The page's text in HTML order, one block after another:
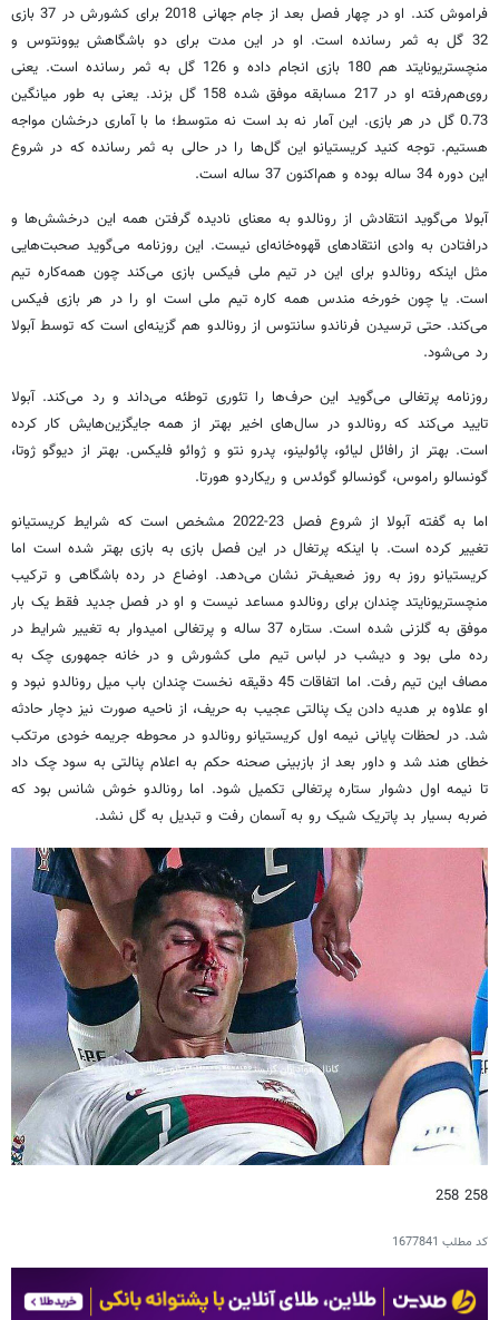
فراموش کند. او در چهار فصل بعد از جام جهانی 2018 برای کشورش در 37 بازی
32 گل به ثمر رسانده است. او در این مدت برای دو باشگاهش یوونتوس و
منچستریونایتد هم 180 بازی انجام داده و 126 گل به ثمر رسانده است. یعنی
روی‌هم‌رفته او در 217 مسابقه موفق شده 158 گل بزند. یعنی به طور میانگین
0.73 گل در هر بازی. این آمار نه بد است نه متوسط؛ ما با آماری درخشان مواجه
هستیم. توجه کنید کریستیانو این گل‌ها را در حالی به ثمر رسانده که در شروع
این دوره 34 ساله بوده و هم‌اکنون 37 ساله است.
آبولا می‌گوید انتقادش از رونالدو به معنای نادیده گرفتن همه این درخشش‌ها و
درافتادن به وادی انتقادهای قهوه‌خانه‌ای نیست. این روزنامه می‌گوید صحبت‌هایی
مثل اینکه رونالدو برای این در تیم ملی فیکس بازی می‌کند چون همه‌کاره تیم
است. یا چون خورخه مندس همه کاره تیم ملی است او را در هر بازی فیکس
می‌کند. حتی ترسیدن فرناندو سانتوس از رونالدو هم گزینه‌ای است که توسط آبولا
رد می‌شود.
روزنامه پرتغالی می‌گوید این حرف‌ها را تئوری توطئه می‌داند و رد می‌کند. آبولا
تایید می‌کند که رونالدو در سال‌های اخیر بهتر از همه جایگزین‌هایش کار کرده
است. بهتر از رافائل لیائو، پائولینو، پدرو نتو و ژوائو فلیکس. بهتر از دیوگو ژوتا،
گونسالو راموس، گونسالو گوئدس و ریکاردو هورتا.
اما به گفته آبولا از شروع فصل 23-2022 مشخص است که شرایط کریستیانو
تغییر کرده است. با اینکه پرتغال در این فصل بازی به بازی بهتر شده است اما
کریستیانو روز به روز ضعیف‌تر نشان می‌دهد. اوضاع در رده باشگاهی و ترکیب
منچستریونایتد چندان برای رونالدو مساعد نیست و او در فصل جدید فقط یک بار
موفق به گلزنی شده است. ستاره 37 ساله و پرتغالی امیدوار به تغییر شرایط در
رده ملی بود و دیشب در لباس تیم ملی کشورش و در خانه جمهوری چک به
مصاف این تیم رفت. اما اتفاقات 45 دقیقه نخست چندان باب میل رونالدو نبود و
او علاوه بر هدیه دادن یک پنالتی عجیب به حریف، از ناحیه صورت نیز دچار حادثه
شد. در لحظات پایانی نیمه اول کریستیانو رونالدو در محوطه جریمه خودی مرتکب
خطای هند شد و داور بعد از بازبینی صحنه حکم به اعلام پنالتی به سود چک داد
تا نیمه اول دشوار ستاره پرتغالی تکمیل شود. اما رونالدو خوش شانس بود که
ضربه بسیار بد پاتریک شیک رو به آسمان رفت و تبدیل به گل نشد.
258 258
کد مطلب 1677841